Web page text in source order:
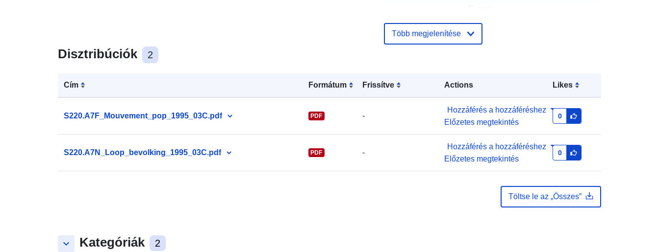
Disztribúciók 2
Cím Formátum Frissítve Actions Likes
S220.A7F_Mouvement_pop_1995_03C.pdf PDF -
Hozzáférés a hozzáféréshez
Előzetes megtekintés
0
S220.A7N_Loop_bevolking_1995_03C.pdf PDF -
Hozzáférés a hozzáféréshez
Előzetes megtekintés
0
Töltse le az „Összes”
keyboard_arrow_down Kategóriák 2
Kezdőlap:
E-mail:
mailto:statbel@economie.fgov.be
URL: https://statbel.fgov.be/en
https://statbel.fgov.be/de
https://statbel.fgov.be/fr
https://statbel.fgov.be/nl
Katalógus-
Hozzáadva a data.europa.eu-hoz:
Frissítve: data.europa.eu: 30 July
Több megjelenítése